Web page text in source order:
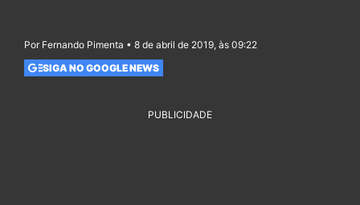
Por Fernando Pimenta • 8 de abril de 2019, às 09:22
SIGA NO GOOGLE NEWS
PUBLICIDADE